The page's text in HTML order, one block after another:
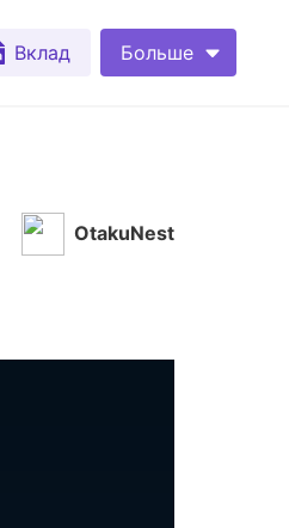
Вклад Больше
OtakuNest